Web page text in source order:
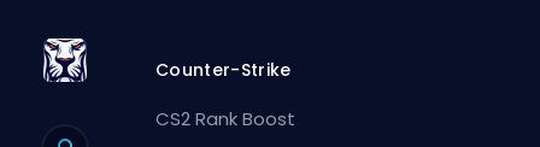
Counter-Strike
CS2 Rank Boost